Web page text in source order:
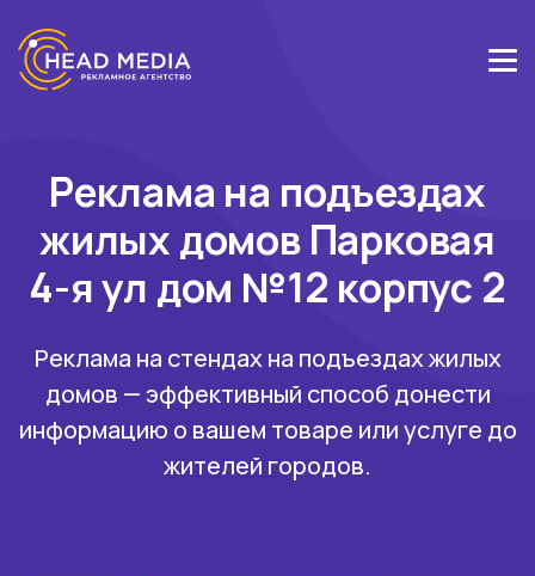
Реклама на подъездах
жилых домов Парковая
4-я ул дом №12 корпус 2
Реклама на стендах на подъездах жилых
домов — эффективный способ донести
информацию о вашем товаре или услуге до
жителей городов.